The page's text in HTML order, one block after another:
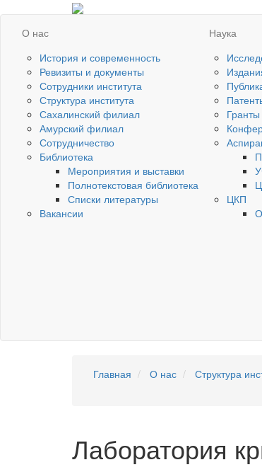
О нас
История и современность
Ревизиты и документы
Сотрудники института
Структура института
Сахалинский филиал
Амурский филиал
Сотрудничество
Библиотека
Мероприятия и выставки
Полнотекстовая библиотека
Списки литературы
Вакансии
Наука
Гранты
ЦКП
Главная О нас Структура
Лаборатория